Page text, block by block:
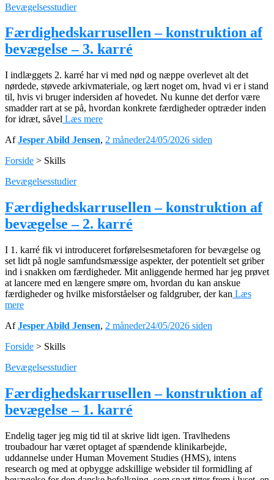
Bevægelsesstudier
Færdighedskarrusellen – konstruktion af
bevægelse – 3. karré
I indlæggets 2. karré har vi med nød og næppe overlevet alt det
nørdede, støvede arkivmateriale, og lært noget om, hvad vi er i stand
til, hvis vi bruger indersiden af hovedet. Nu kunne det derfor være
smadder rart at se på, hvordan konkrete færdigheder optræder inden
for idræt, såvel Læs mere
AfJesper Abild Jensen, 2 måneder24/05/2026 siden
Forside > Skills
Bevægelsesstudier
Færdighedskarrusellen – konstruktion af
bevægelse – 2. karré
I 1. karré fik vi introduceret forførelsesmetaforen for bevægelse og
set lidt på nogle samfundsmæssige aspekter, der potentielt set griber
ind i snakken om færdigheder. Mit anliggende hermed har jeg prøvet
at lancere med en længere smøre om, hvordan du kan anskue
færdigheder og hvilke misforståelser og faldgruber, der kan Læs
mere
AfJesper Abild Jensen, 2 måneder24/05/2026 siden
Forside > Skills
Bevægelsesstudier
Færdighedskarrusellen – konstruktion af
bevægelse – 1. karré
Endelig tager jeg mig tid til at skrive lidt igen. Travlhedens
troubadour har været optaget af spændende klinikarbejde,
uddannelse under Human Movement Studies (HMS), intens
research og med at opbygge adskillige websider til formidling af